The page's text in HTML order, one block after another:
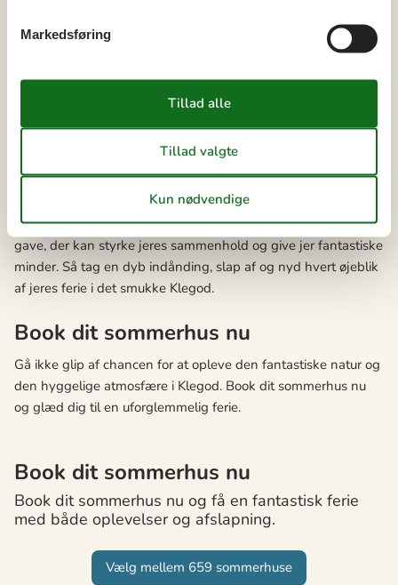
minder på. Det er også vigtigt at huske, at det ikke altid er de
ting, som en hyggelig picnic i naturen, et spil kort eller en
gåtur ved solnedgang, der skaber de bedste minder.
ting, men også om at tage en pause fra hverdagen og nyde
hinandens selskab. I Klegod har I mulighed for at tage en
pause fra det travle hverdagsliv og bare være sammen. At
kunne tilbringe tid sammen uden forstyrrelser er en uvurderlig
gave, der kan styrke jeres sammenhold og give jer fantastiske
minder. Så tag en dyb indånding, slap af og nyd hvert øjeblik
af jeres ferie i det smukke Klegod.
Book dit sommerhus nu
Gå ikke glip af chancen for at opleve den fantastiske natur og
den hyggelige atmosfære i Klegod. Book dit sommerhus nu
og glæd dig til en uforglemmelig ferie.
Book dit sommerhus nu
Book dit sommerhus nu og få en fantastisk ferie
med både oplevelser og afslapning.
Vælg mellem 659 sommerhuse
Markedsføring